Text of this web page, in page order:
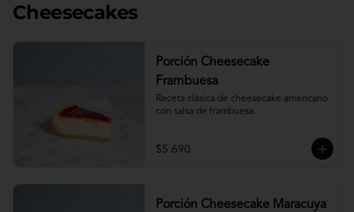
Cheesecakes
Porción Cheesecake
Frambuesa
Receta clásica de cheesecake americano
con salsa de frambuesa.
$5.690
Porción Cheesecake Maracuya